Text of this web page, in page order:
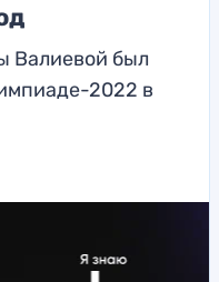
Валиевой был
2022 в